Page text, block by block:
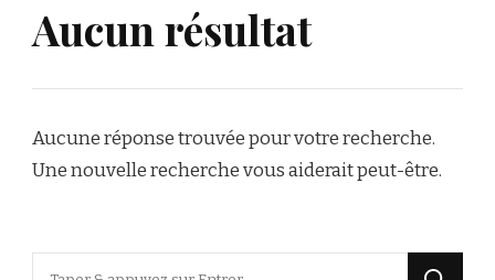
Aucun résultat
Aucune réponse trouvée pour votre recherche.
Une nouvelle recherche vous aiderait peut-être.